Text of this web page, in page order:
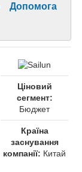
Допомога
Ціновий
сегмент:
Бюджет
Країна
заснування
компанії: Китай